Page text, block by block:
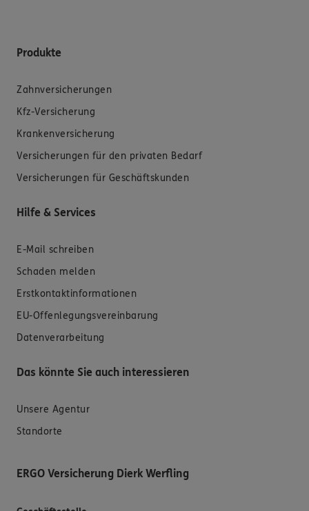
Produkte
Zahnversicherungen
Kfz-Versicherung
Krankenversicherung
Versicherungen für den privaten Bedarf
Versicherungen für Geschäftskunden
Hilfe & Services
E-Mail schreiben
Schaden melden
Erstkontaktinformationen
EU-Offenlegungsvereinbarung
Datenverarbeitung
Das könnte Sie auch interessieren
Unsere Agentur
Standorte
ERGO Versicherung Dierk Werfling